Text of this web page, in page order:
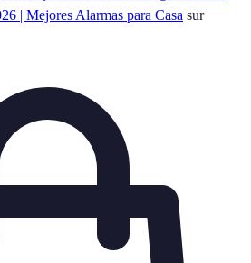
| Mejores Alarmas para Casa sur